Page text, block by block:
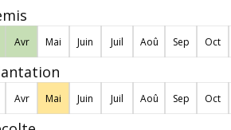
Avr Mai Juin Juil Aoû Sep Oct
Avr Mai Juin Juil Aoû Sep Oct